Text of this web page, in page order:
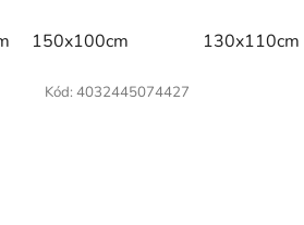
150x100cm 130x110cm
Kód: 4032445074427